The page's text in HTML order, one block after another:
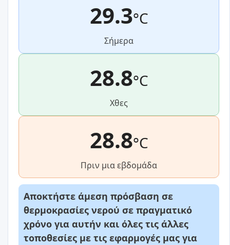
29.3°C
Σήμερα
28.8°C
Χθες
28.8°C
Πριν μια εβδομάδα
Αποκτήστε άμεση πρόσβαση σε
θερμοκρασίες νερού σε πραγματικό
χρόνο για αυτήν και όλες τις άλλες
τοποθεσίες με τις εφαρμογές μας για